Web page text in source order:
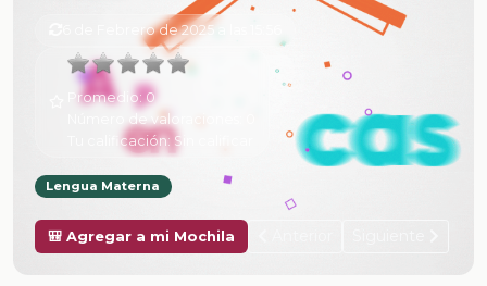
6 de Febrero de 2025 a las 15:56
Promedio:0
Número de valoraciones:
Tu calificación: Sin calificar
Lengua Materna
🎒 Agregar a mi Mochila